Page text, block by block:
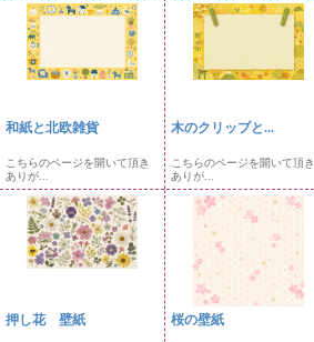
和紙と北欧雑貨
こちらのページを開いて頂き
ありが...
木のクリップと...
こちらのページを開いて頂き
ありが...
押し花 壁紙 桜の壁紙